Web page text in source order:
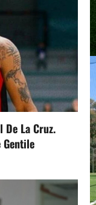
De La Cruz.